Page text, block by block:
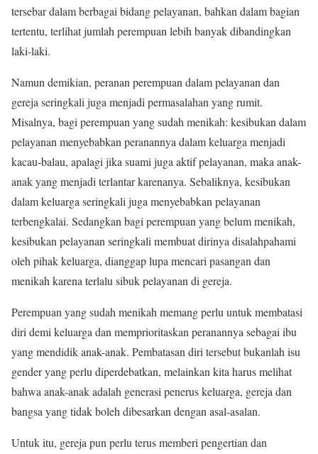
tersebar dalam berbagai bidang pelayanan, bahkan dalam bagian
tertentu, terlihat jumlah perempuan lebih banyak dibandingkan
laki-laki.
Namun demikian, peranan perempuan dalam pelayanan dan
gereja seringkali juga menjadi permasalahan yang rumit.
Misalnya, bagi perempuan yang sudah menikah: kesibukan dalam
pelayanan menyebabkan peranannya dalam keluarga menjadi
kacau-balau, apalagi jika suami juga aktif pelayanan, maka anak-
anak yang menjadi terlantar karenanya. Sebaliknya, kesibukan
dalam keluarga seringkali juga menyebabkan pelayanan
terbengkalai. Sedangkan bagi perempuan yang belum menikah,
kesibukan pelayanan seringkali membuat dirinya disalahpahami
oleh pihak keluarga, dianggap lupa mencari pasangan dan
menikah karena terlalu sibuk pelayanan di gereja.
Perempuan yang sudah menikah memang perlu untuk membatasi
diri demi keluarga dan memprioritaskan peranannya sebagai ibu
yang mendidik anak-anak. Pembatasan diri tersebut bukanlah isu
gender yang perlu diperdebatkan, melainkan kita harus melihat
bahwa anak-anak adalah generasi penerus keluarga, gereja dan
bangsa yang tidak boleh dibesarkan dengan asal-asalan.
Untuk itu, gereja pun perlu terus memberi pengertian dan